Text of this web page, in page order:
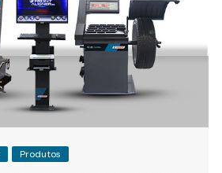
Produtos